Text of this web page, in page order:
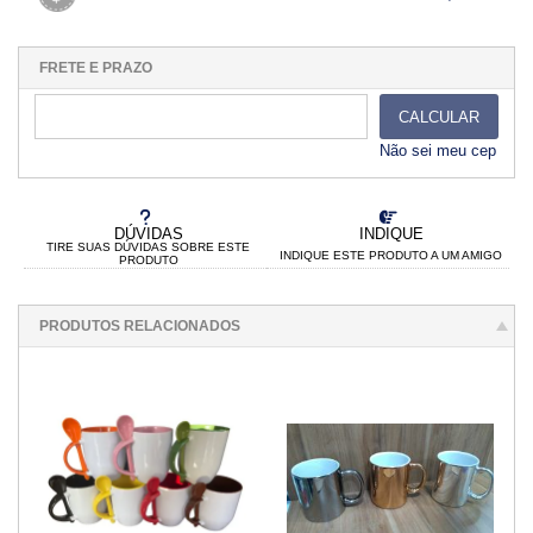
DÚVIDAS
TIRE SUAS DÚVIDAS SOBRE ESTE
PRODUTO
INDIQUE
INDIQUE ESTE PRODUTO A UM AMIGO
..
...
FRETE E PRAZO
CALCULAR
Não sei meu cep
PRODUTOS RELACIONADOS